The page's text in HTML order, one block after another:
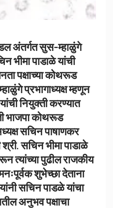
अंतर्गत सुस-म्हाळुंगे
भीमा पाडाळे यांची
पक्षाच्या कोथरूड
प्रभागाध्यक्ष म्हणून
नियुक्ती करण्यात
भाजपा कोथरूड
सचिन पाषाणकर
सचिन भीमा पाडाळे
त्यांच्या पुढील राजकीय
शुभेच्छा देताना
सचिन पाडळे यांचा
अनुभव पक्षाचा